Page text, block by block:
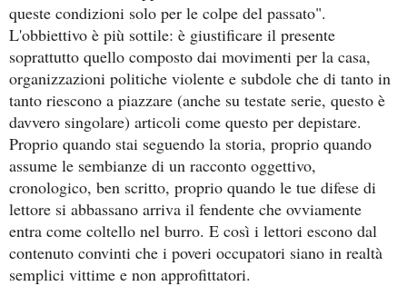
queste condizioni solo per le colpe del passato".
L'obbiettivo è più sottile: è giustificare il presente
soprattutto quello composto dai movimenti per la casa,
organizzazioni politiche violente e subdole che di tanto in
tanto riescono a piazzare (anche su testate serie, questo è
davvero singolare) articoli come questo per depistare.
Proprio quando stai seguendo la storia, proprio quando
assume le sembianze di un racconto oggettivo,
cronologico, ben scritto, proprio quando le tue difese di
lettore si abbassano arriva il fendente che ovviamente
entra come coltello nel burro. E così i lettori escono dal
contenuto convinti che i poveri occupatori siano in realtà
semplici vittime e non approfittatori.